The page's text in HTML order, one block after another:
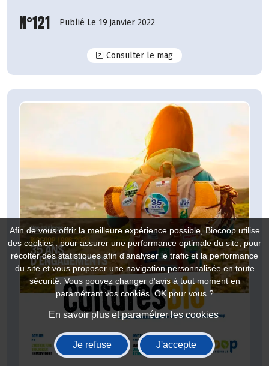
Afin de vous offrir la meilleure expérience possible, Biocoop utilise
des cookies : pour assurer une performance optimale du site, pour
récolter des statistiques afin d'analyser le trafic et la performance
du site et vous proposer une navigation personnalisée en toute
sécurité. Vous pouvez changer d'avis à tout moment en
paramétrant vos cookies. OK pour vous ?
En savoir plus et paramétrer les cookies
Je refuse J'accepte
N°121 Publié Le 19 janvier 2022
Consulter le magN°121